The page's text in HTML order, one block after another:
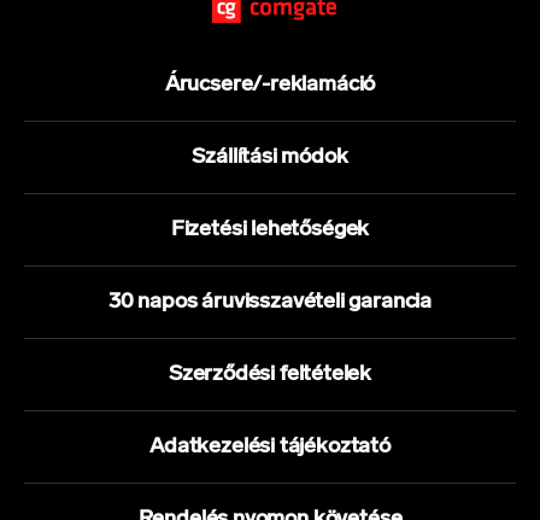
Árucsere/-reklamáció
Szállítási módok
Fizetési lehetőségek
30 napos áruvisszavételi garancia
Szerződési feltételek
Adatkezelési tájékoztató